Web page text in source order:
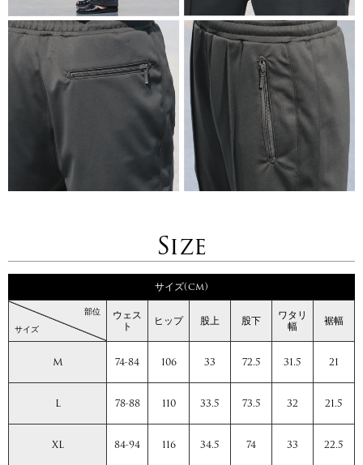
Size
サイズ(cm)
サイズ
部位 ウェス
ト ヒップ 股上 股下 ワタリ
幅 裾幅
M 74-84 106 33 72.5 31.5 21
L 78-88 110 33.5 73.5 32 21.5
XL 84-94 116 34.5 74 33 22.5